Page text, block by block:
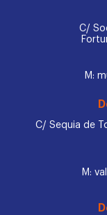
C/
M:
C/ Sequia de
M: